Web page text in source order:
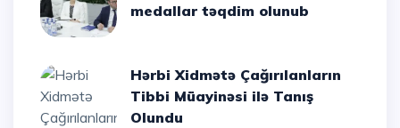
medallar təqdim olunub
Hərbi Xidmətə Çağırılanların
Tibbi Müayinəsi ilə Tanış
Olundu